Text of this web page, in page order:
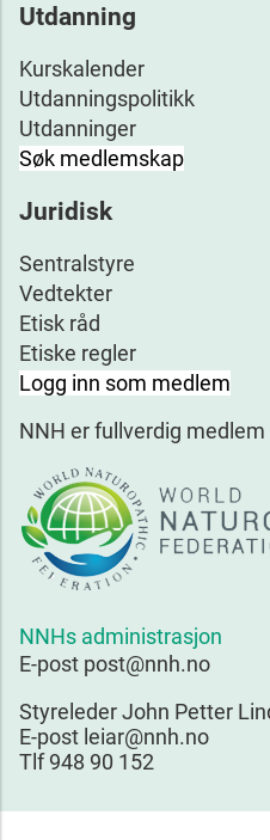
Utdanning
Kurskalender
Utdanningspolitikk
Utdanninger
Søk medlemskap
Juridisk
Sentralstyre
Vedtekter
Etisk råd
Etiske regler
Logg inn som medlem
NNH er fullverdig medlem
NNHs administrasjon
E-post post@nnh.no
Styreleder John Petter
E-post leiar@nnh.no
Tlf 948 90 152